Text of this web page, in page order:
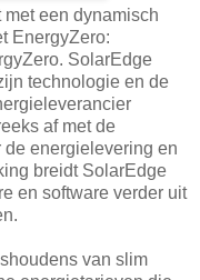
een dynamisch
EnergyZero:
SolarEdge
technologie en de
af met de
energielevering en
breidt SolarEdge
en software verder uit
van slim